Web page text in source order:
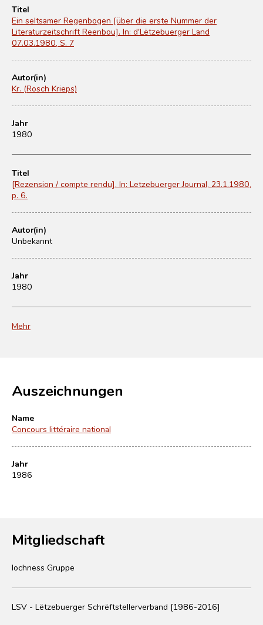
Titel
Ein seltsamer Regenbogen [über die erste Nummer der
Literaturzeitschrift Reenbou]. In: d'Lëtzebuerger Land
07.03.1980, S. 7
Autor(in)
Kr. (Rosch Krieps)
Jahr
1980
Titel
[Rezension / compte rendu]. In: Letzebuerger Journal, 23.1.1980,
p. 6.
Autor(in)
Unbekannt
Jahr
1980
Mehr
Auszeichnungen
Name
Concours littéraire national
Jahr
1986
Mitgliedschaft
lochness Gruppe
LSV - Lëtzebuerger Schrëftstellerverband [1986-2016]